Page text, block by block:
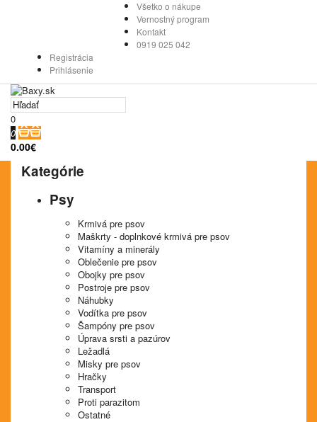
Všetko o nákupe
Vernostný program
Kontakt
0919 025 042
Registrácia
Prihlásenie
0
0
0.00€
Kategórie
Psy
Krmivá pre psov
Maškrty - doplnkové krmivá pre psov
Vitamíny a minerály
Oblečenie pre psov
Obojky pre psov
Postroje pre psov
Náhubky
Vodítka pre psov
Šampóny pre psov
Úprava srsti a pazúrov
Ležadlá
Misky pre psov
Hračky
Transport
Proti parazitom
Ostatné